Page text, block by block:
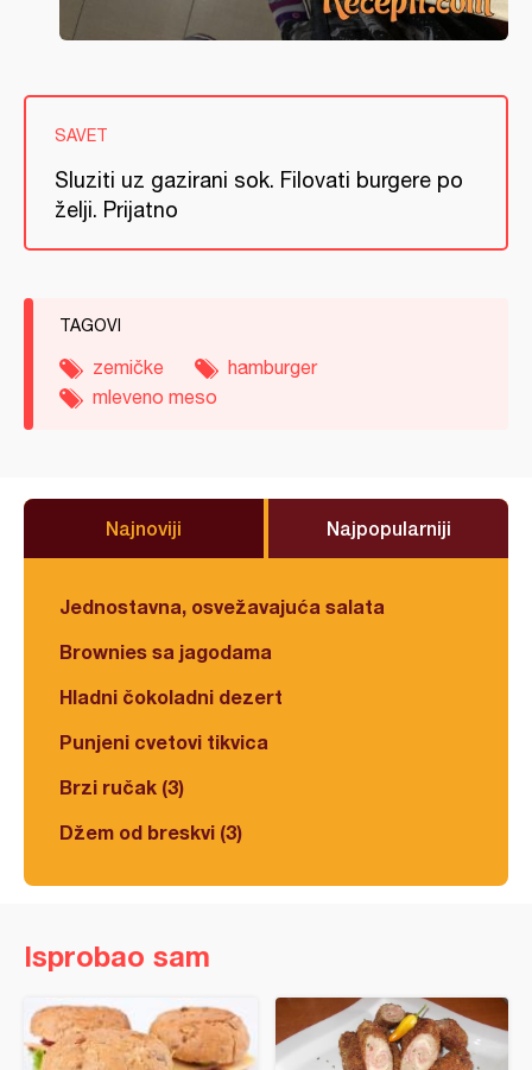
SAVET
Sluziti uz gazirani sok. Filovati burgere po
želji. Prijatno
TAGOVI
zemičke
hamburger
mleveno meso
Najnoviji Najpopularniji
Jednostavna, osvežavajuća salata
Brownies sa jagodama
Hladni čokoladni dezert
Punjeni cvetovi tikvica
Brzi ručak (3)
Džem od breskvi (3)
Isprobao sam